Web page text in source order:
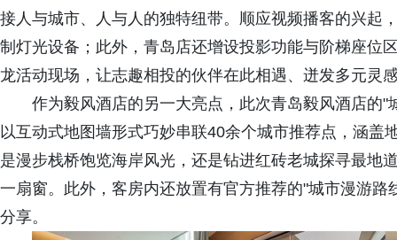
接人与城市、人与人的独特纽带。顺应视频播客的兴
制灯光设备；此外，青岛店还增设投影功能与阶梯座位
龙活动现场，让志趣相投的伙伴在此相遇、迸发多元灵
作为毅风酒店的另一大亮点，此次青岛毅风酒店的
以互动式地图墙形式巧妙串联40余个城市推荐点，涵盖
是漫步栈桥饱览海岸风光，还是钻进红砖老城探寻最地
一扇窗。此外，客房内还放置有官方推荐的"城市漫游
分享。